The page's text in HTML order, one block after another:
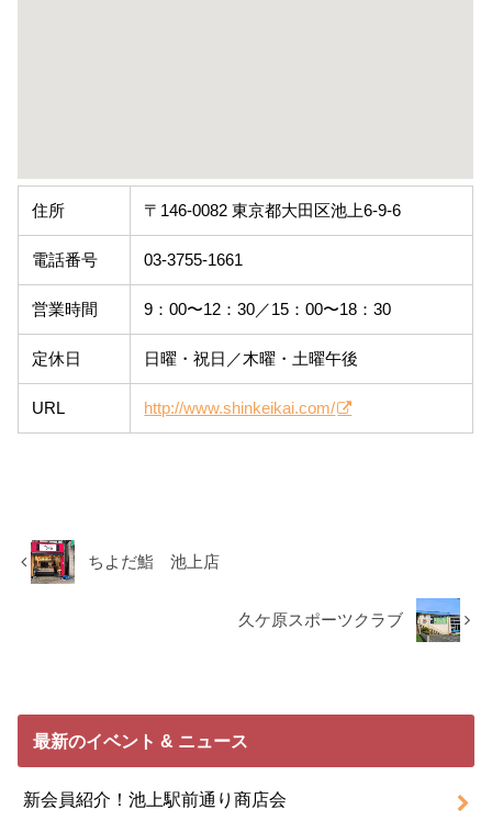
住所 〒146-0082 東京都大田区池上6-9-6
電話番号 03-3755-1661
営業時間 9：00〜12：30／15：00〜18：30
定休日 日曜・祝日／木曜・土曜午後
URL http://www.shinkeikai.com/
ちよだ鮨 池上店
久ケ原スポーツクラブ
最新のイベント & ニュース
新会員紹介！池上駅前通り商店会